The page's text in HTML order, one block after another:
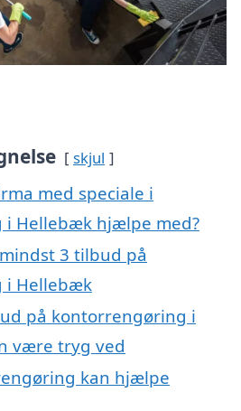
skjul
med speciale i
Hellebæk hjælpe med?
3 tilbud på
i Hellebæk
på kontorrengøring i
være tryg ved
kan hjælpe